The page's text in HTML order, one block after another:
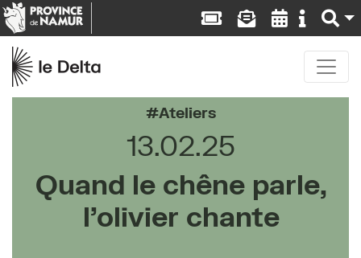
Ateliers
13.02.25
Quand le chêne parle,
l’olivier chante